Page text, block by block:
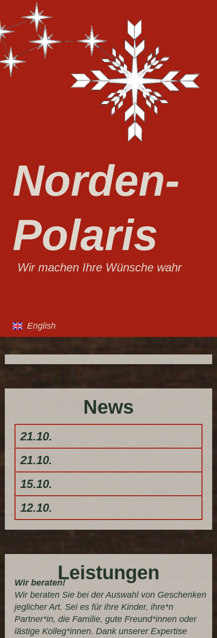
Norden-
Polaris
Wir machen Ihre Wünsche wahr
English
News
21.10.
21.10.
15.10.
12.10.
Leistungen
Wir beraten!
Wir beraten Sie bei der Auswahl von Geschenken
jeglicher Art. Sei es für ihre Kinder, ihre*n
Partner*in, die Familie, gute Freund*innen oder
lästige Kolleg*innen. Dank unserer Expertise